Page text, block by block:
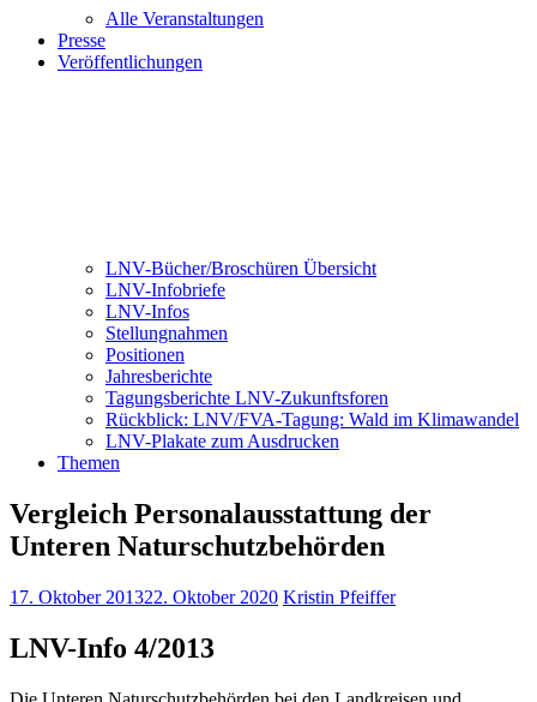
Alle Veranstaltungen
Presse
Veröffentlichungen
LNV-Bücher/Broschüren Übersicht
LNV-Infobriefe
LNV-Infos
Stellungnahmen
Positionen
Jahresberichte
Tagungsberichte LNV-Zukunftsforen
Rückblick: LNV/FVA-Tagung: Wald im Klimawandel
LNV-Plakate zum Ausdrucken
Themen
Vergleich Personalausstattung der
Unteren Naturschutzbehörden
17. Oktober 201322. Oktober 2020 Kristin Pfeiffer
LNV-Info 4/2013